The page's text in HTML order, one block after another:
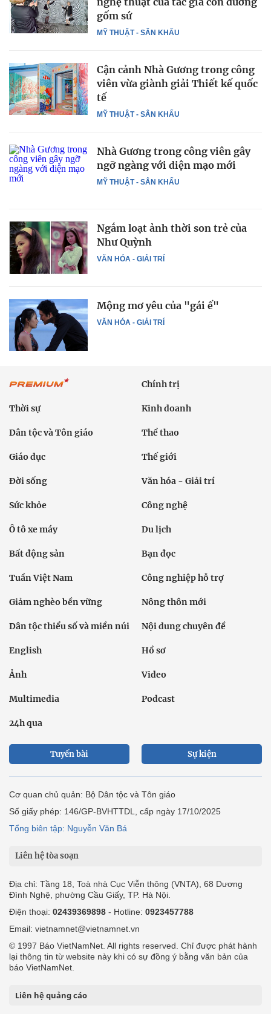
MỸ THUẬT - SÂN KHẤU
gốm sứ
MỸ THUẬT - SÂN KHẤU
Cận cảnh Nhà Gương trong công
viên vừa giành giải Thiết kế quốc
tế
MỸ THUẬT - SÂN KHẤU
Nhà Gương trong công viên gây
ngỡ ngàng với diện mạo mới
VĂN HÓA - GIẢI TRÍ
Ngắm loạt ảnh thời son trẻ của
Như Quỳnh
VĂN HÓA - GIẢI TRÍ
Mộng mơ yêu của "gái ế"
Chính trị
Thời sự Kinh doanh
Dân tộc và Tôn giáo Thể thao
Giáo dục Thế giới
Đời sống Văn hóa - Giải trí
Sức khỏe Công nghệ
Ô tô xe máy Du lịch
Bất động sản Bạn đọc
Tuần Việt Nam Công nghiệp hỗ trợ
Giảm nghèo bền vững Nông thôn mới
Dân tộc thiểu số và miền núi Nội dung chuyên đề
English Hồ sơ
Ảnh Video
Multimedia Podcast
24h qua
Tuyến bài Sự kiện
Cơ quan chủ quản: Bộ Dân tộc và Tôn giáo
Số giấy phép: 146/GP-BVHTTDL, cấp ngày 17/10/2025
Tổng biên tập: Nguyễn Văn Bá
Liên hệ tòa soạn
Địa chỉ: Tầng 18, Toà nhà Cục Viễn thông (VNTA), 68 Dương
Đình Nghệ, phường Cầu Giấy, TP. Hà Nội.
Điện thoại: 02439369898 - Hotline: 0923457788
Email: vietnamnet@vietnamnet.vn
© 1997 Báo VietNamNet. All rights reserved. Chỉ được phát hành
lại thông tin từ website này khi có sự đồng ý bằng văn bản của
báo VietNamNet.
Liên hệ quảng cáo